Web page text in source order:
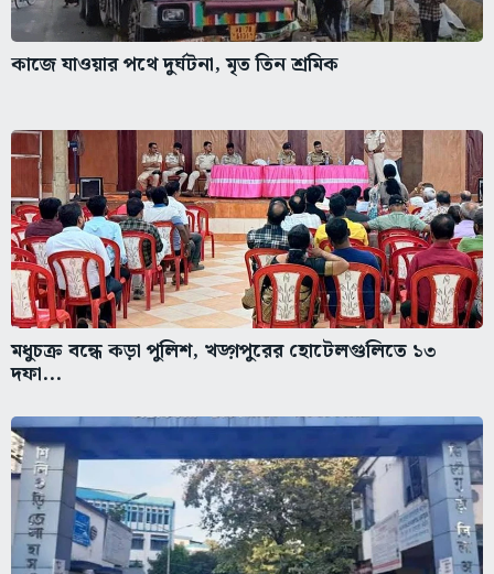
কাজে যাওয়ার পথে দুর্ঘটনা, মৃত তিন শ্রমিক
মধুচক্র বন্ধে কড়া পুলিশ, খড়্গপুরের হোটেলগুলিতে ১৩
দফা...